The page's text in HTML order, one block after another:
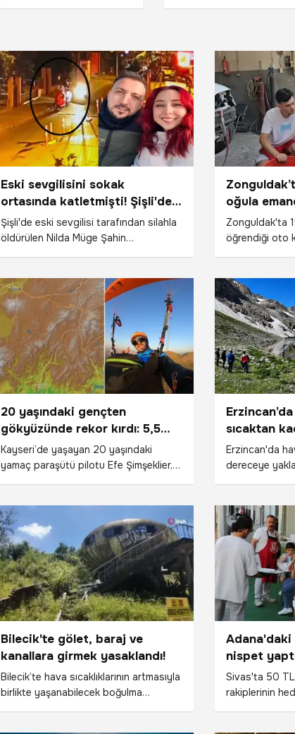
yaşındaki genç
Eski sevgilisini sokak
ortasında katletmişti! Şişli'deki
vahşette kan donduran
detaylar ortaya çıktı
Şişli'de eski sevgilisi tarafından silahla
öldürülen Nilda Müge Şahin
bıçakladığı gerekçesiyle 14 yıl hapis
cezası aldığı, ancak denetimli
serbestlikle tahliye edildiği öğrenildi.
İşte detaylar...
20 yaşındaki gençten
gökyüzünde rekor kırdı: 5,5
saat havada kaldı, Kayseri'den
Kahramanmaraş'a uçtu
Kayseri’de yaşayan 20 yaşındaki
yamaç paraşütü pilotu Efe Şimşeklier,
country) uçuşuna imza attı. Talas
ilçesinde bulunan yaklaşık 1.750 rakımlı
Ali Dağı’ndan havalanan genç sporcu,
gökyüzünde tam 5,5 saat geçirerek
160 kilometrelik zorlu rotayı tamamladı
ve Kahramanmaraş’ın Ekinözü ilçesine
bağlı Ortaören Mahallesi’ne güvenli bir
iniş gerçekleştirdi.
Bilecik'te gölet, baraj ve
kanallara girmek yasaklandı!
Bilecik’te hava sıcaklıklarının artmasıyla
birlikte yaşanabilecek boğulma
oğula
olmaya
Zonguldak'ta
öğrendiği oto
yanıma aldım.
uğraşıyoruz.
mesleğini
Oğlumla
an çırak
sıcaktan
bin 850
Erzincan'da
dereceye
metre
Göl'e çevirdi.
yaklaşık 16
çevresi,
klima etkisi
Adana'daki
nispet
ücretsiz
Sivas'ta 50
rakiplerinin